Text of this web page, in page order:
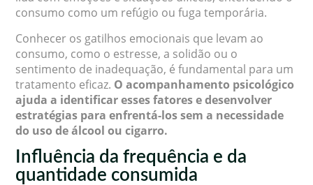
consumo como um refúgio ou fuga temporária.
Conhecer os gatilhos emocionais que levam ao
consumo, como o estresse, a solidão ou o
sentimento de inadequação, é fundamental para um
tratamento eficaz. O acompanhamento psicológico
ajuda a identificar esses fatores e desenvolver
estratégias para enfrentá-los sem a necessidade
do uso de álcool ou cigarro.
Influência da frequência e da
quantidade consumida